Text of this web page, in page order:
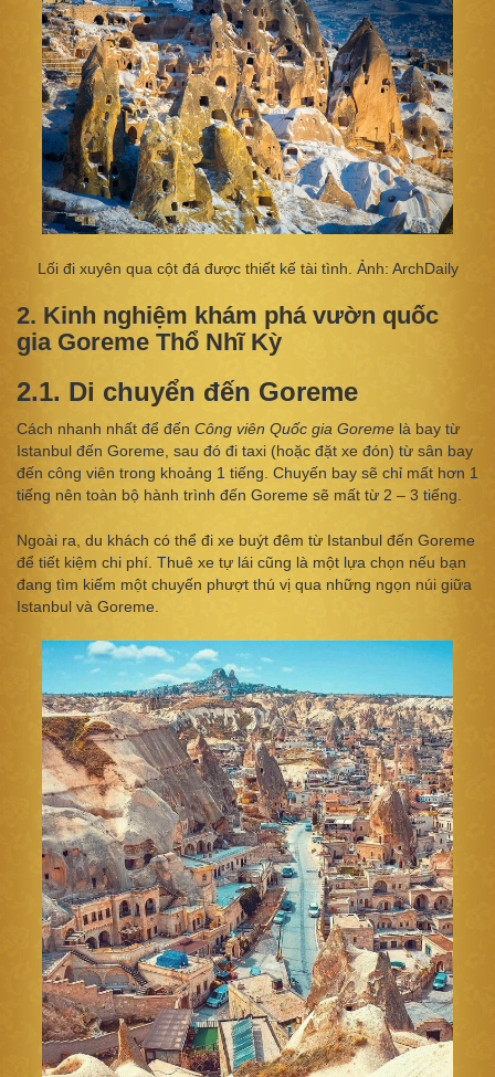
Lối đi xuyên qua cột đá được thiết kế tài tình. Ảnh: ArchDaily
2. Kinh nghiệm khám phá vườn quốc
gia Goreme Thổ Nhĩ Kỳ
2.1. Di chuyển đến Goreme
Cách nhanh nhất để đến Công viên Quốc gia Goreme là bay từ
Istanbul đến Goreme, sau đó đi taxi (hoặc đặt xe đón) từ sân bay
đến công viên trong khoảng 1 tiếng. Chuyến bay sẽ chỉ mất hơn 1
tiếng nên toàn bộ hành trình đến Goreme sẽ mất từ 2 – 3 tiếng.
Ngoài ra, du khách có thể đi xe buýt đêm từ Istanbul đến Goreme
để tiết kiệm chi phí. Thuê xe tự lái cũng là một lựa chọn nếu bạn
đang tìm kiếm một chuyến phượt thú vị qua những ngọn núi giữa
Istanbul và Goreme.